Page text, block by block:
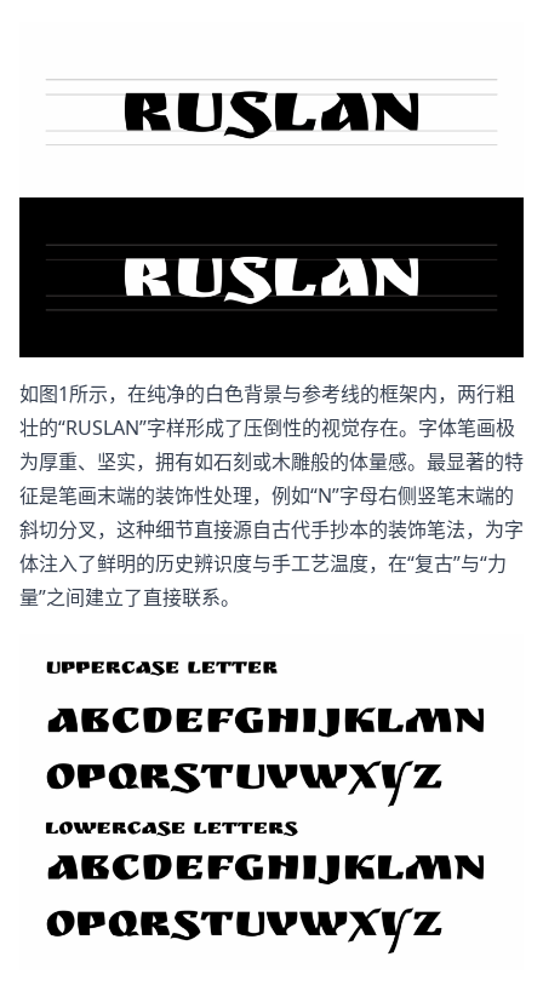
如图1所示，在纯净的白色背景与参考线的框架内，两行粗
壮的“RUSLAN”字样形成了压倒性的视觉存在。字体笔画极
为厚重、坚实，拥有如石刻或木雕般的体量感。最显著的特
征是笔画末端的装饰性处理，例如“N”字母右侧竖笔末端的
斜切分叉，这种细节直接源自古代手抄本的装饰笔法，为字
体注入了鲜明的历史辨识度与手工艺温度，在“复古”与“力
量”之间建立了直接联系。